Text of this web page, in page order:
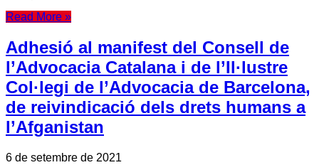
Read More »
Adhesió al manifest del Consell de
l’Advocacia Catalana i de l’Il·lustre
Col·legi de l’Advocacia de Barcelona,
de reivindicació dels drets humans a
l’Afganistan
6 de setembre de 2021